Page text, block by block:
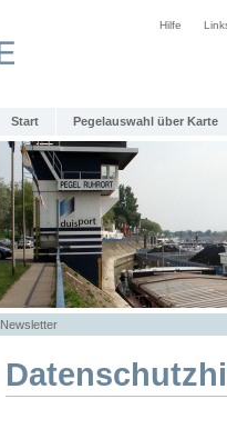
Hilfe
Start Pegelauswahl über Karte
Newsletter